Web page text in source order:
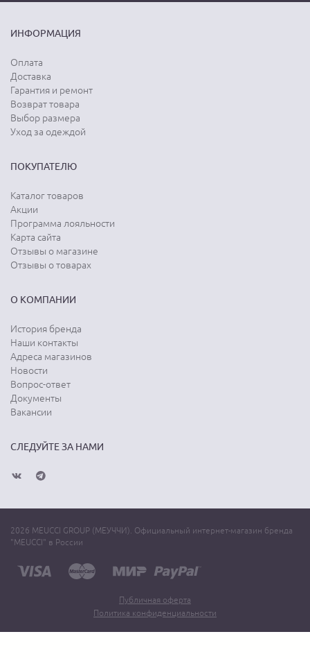
ИНФОРМАЦИЯ
Оплата
Доставка
Гарантия и ремонт
Возврат товара
Выбор размера
Уход за одеждой
ПОКУПАТЕЛЮ
Каталог товаров
Акции
Программа лояльности
Карта сайта
Отзывы о магазине
Отзывы о товарах
О КОМПАНИИ
История бренда
Наши контакты
Адреса магазинов
Новости
Вопрос-ответ
Документы
Вакансии
СЛЕДУЙТЕ ЗА НАМИ
2026 MEUCCI GROUP (МЕУЧЧИ). Официальный интернет-магазин бренда
"MEUCCI" в России
Публичная оферта
Политика конфиденциальности